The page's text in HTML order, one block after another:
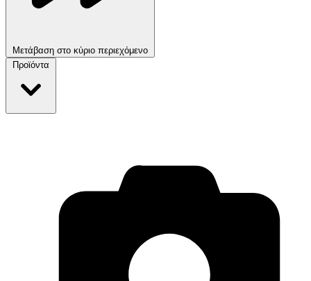
Μετάβαση στο κύριο περιεχόμενο
Προϊόντα